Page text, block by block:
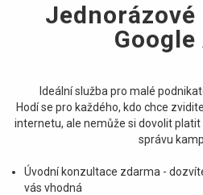
Google
Ideální služba pro malé
Hodí se pro každého, kdo chce
internetu, ale nemůže si dovolit
správu
Úvodní konzultace zdarma -
vás vhodná